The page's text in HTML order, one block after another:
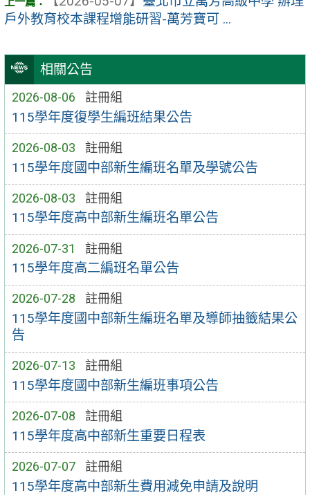
相關公告
2026-08-06 註冊組
115學年度復學生編班結果公告
2026-08-03 註冊組
115學年度國中部新生編班名單及學號公告
2026-08-03 註冊組
115學年度高中部新生編班名單公告
2026-07-31 註冊組
115學年度高二編班名單公告
2026-07-28 註冊組
115學年度國中部新生編班名單及導師抽籤結果公
告
2026-07-13 註冊組
115學年度國中部新生編班事項公告
2026-07-08 註冊組
115學年度高中部新生重要日程表
2026-07-07 註冊組
115學年度高中部新生費用減免申請及說明
戶外教育校本課程增能研習-萬芳寶可 ...